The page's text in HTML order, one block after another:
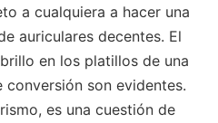
a cualquiera a hacer una
auriculares decentes. El
en los platillos de una
son evidentes.
es una cuestión de